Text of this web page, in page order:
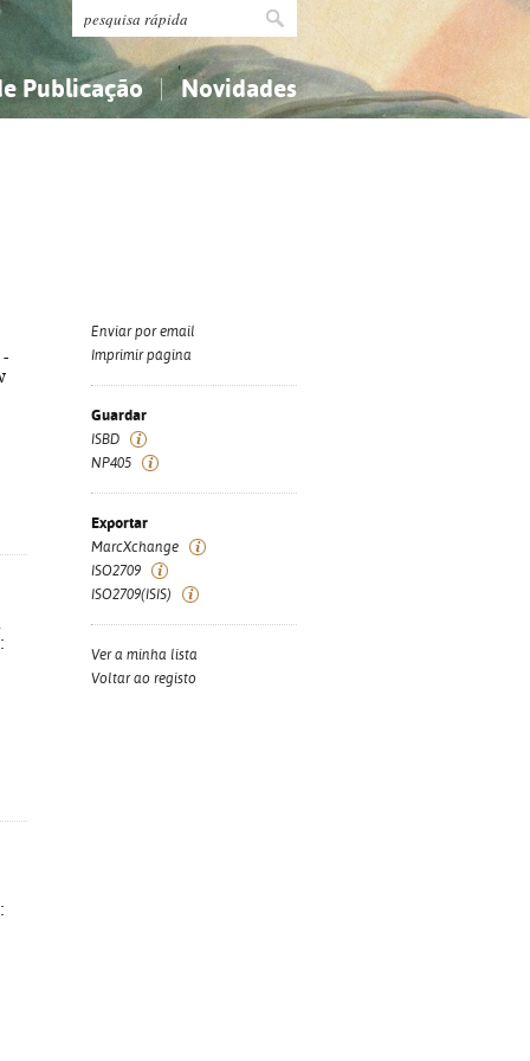
Publicação Novidades
Enviar por email
Imprimir página
Guardar
ISBD
NP405
Exportar
MarcXchange
ISO2709
ISO2709(ISIS)
Ver a minha lista
Voltar ao registo